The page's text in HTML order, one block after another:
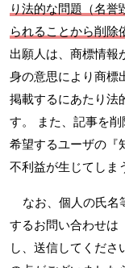
り法的な問題（名誉
られることから削除
出願人は、商標情報
身の意思により商標
掲載するにあたり法
す。 また、記事を
希望するユーザの『
不利益が生じてしま
なお、個人の氏名
するお問い合わせは
し、送信してくださ